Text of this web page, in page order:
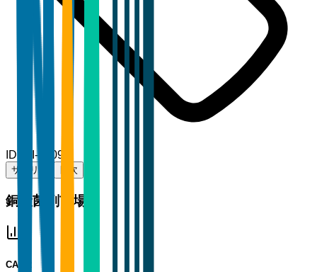
IDTBI-57094
サマリー 目次
銅殺菌剤市場
CAGR